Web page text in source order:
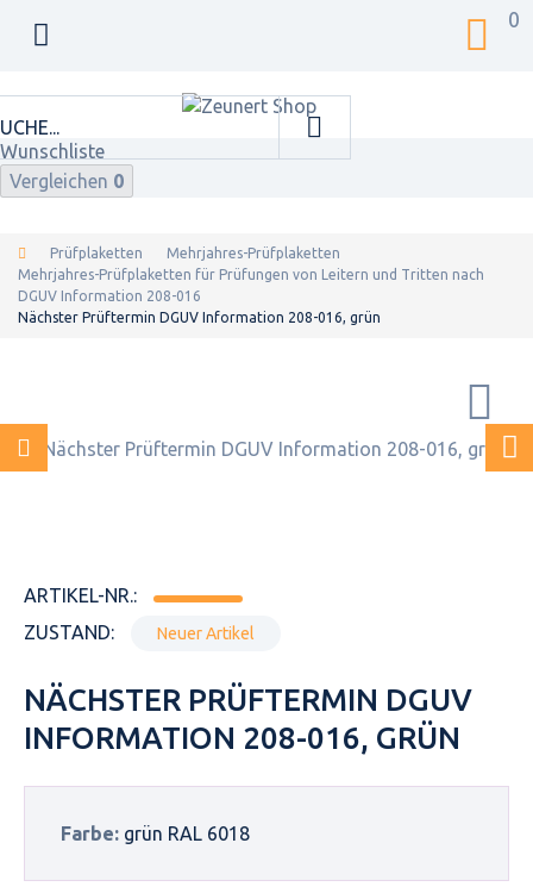
0
Wunschliste
Vergleichen 0
Prüfplaketten
Mehrjahres-Prüfplaketten
Mehrjahres-Prüfplaketten für Prüfungen von Leitern und Tritten nach
DGUV Information 208-016
Nächster Prüftermin DGUV Information 208-016, grün
ARTIKEL-NR.:
ZUSTAND:
Neuer Artikel
NÄCHSTER PRÜFTERMIN DGUV
INFORMATION 208-016, GRÜN
Farbe: grün RAL 6018